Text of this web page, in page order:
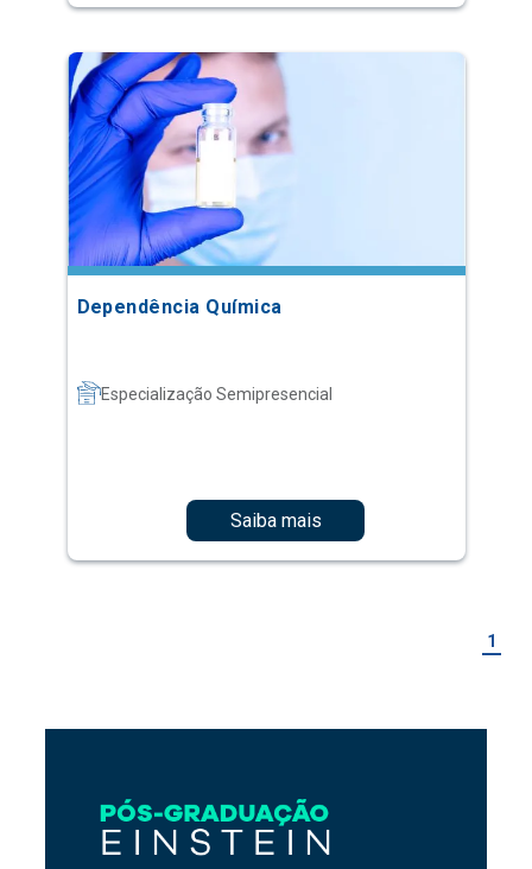
Dependência Química
Especialização Semipresencial
Saiba mais
1